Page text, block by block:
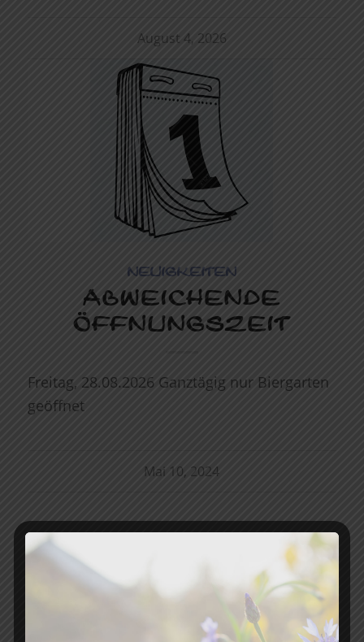
August 4, 2026
NEUIGKEITEN
ABWEICHENDE
ÖFFNUNGSZEIT
Freitag, 28.08.2026 Ganztägig nur Biergarten
geöffnet
Mai 10, 2024